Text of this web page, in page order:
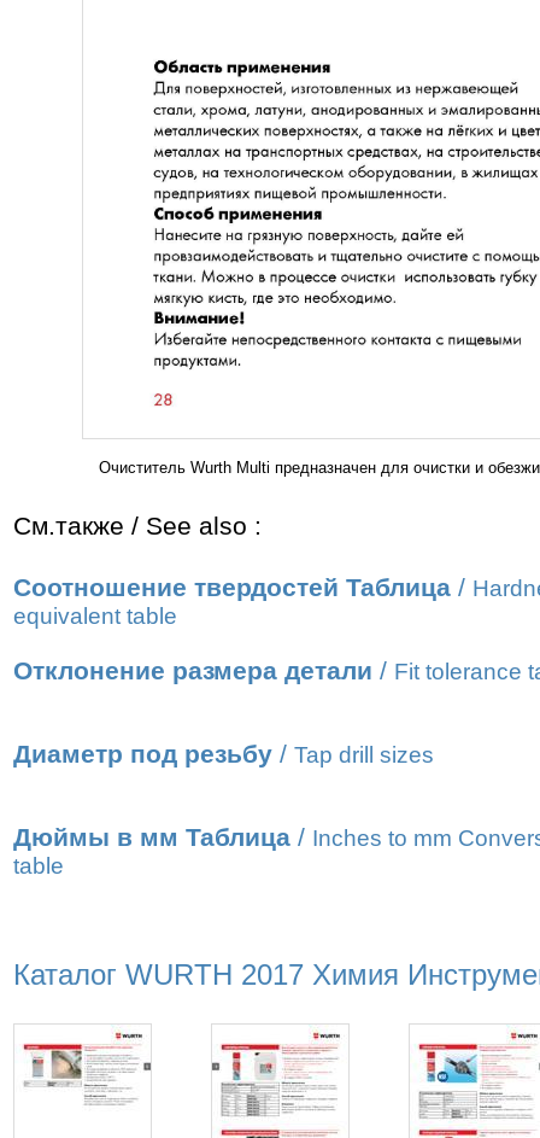
Очиститель Wurth Multi предназначен для очистки и
См.также / See also :
Соотношение твердостей Таблица /
equivalent table
Отклонение размера детали / Fit tolerance
Диаметр под резьбу / Tap drill sizes
Дюймы в мм Таблица / Inches to mm
table
Каталог WURTH 2017 Химия